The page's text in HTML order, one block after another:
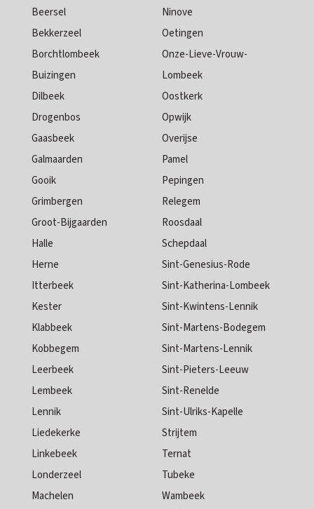
Beersel
Bekkerzeel
Borchtlombeek
Buizingen
Dilbeek
Drogenbos
Gaasbeek
Galmaarden
Gooik
Grimbergen
Groot-Bijgaarden
Halle
Herne
Itterbeek
Kester
Klabbeek
Kobbegem
Leerbeek
Lembeek
Lennik
Liedekerke
Linkebeek
Londerzeel
Machelen
Ninove
Oetingen
Onze-Lieve-Vrouw-
Lombeek
Oostkerk
Opwijk
Overijse
Pamel
Pepingen
Relegem
Roosdaal
Schepdaal
Sint-Genesius-Rode
Sint-Katherina-Lombeek
Sint-Kwintens-Lennik
Sint-Martens-Bodegem
Sint-Martens-Lennik
Sint-Pieters-Leeuw
Sint-Renelde
Sint-Ulriks-Kapelle
Strijtem
Ternat
Tubeke
Wambeek